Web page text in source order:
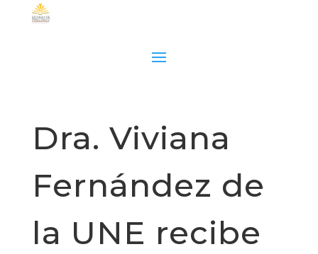
Dra. Viviana
Fernández de
la UNE recibe